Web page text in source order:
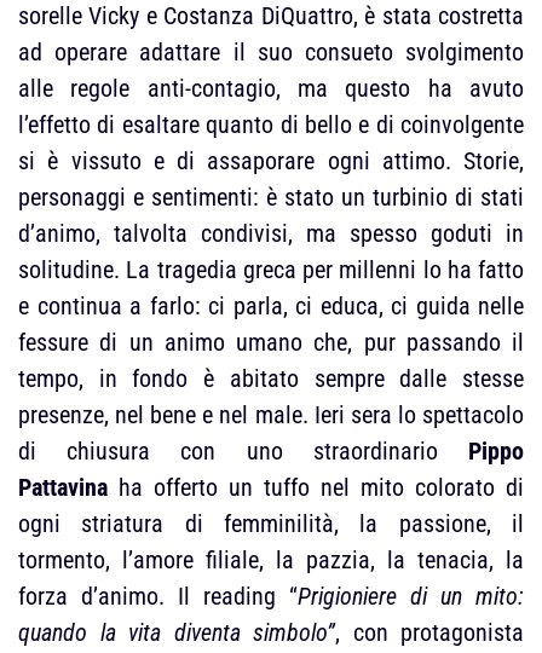
sorelle Vicky e Costanza DiQuattro, è stata costretta
ad operare adattare il suo consueto svolgimento
alle regole anti-contagio, ma questo ha avuto
l’effetto di esaltare quanto di bello e di coinvolgente
si è vissuto e di assaporare ogni attimo. Storie,
personaggi e sentimenti: è stato un turbinio di stati
d’animo, talvolta condivisi, ma spesso goduti in
solitudine. La tragedia greca per millenni lo ha fatto
e continua a farlo: ci parla, ci educa, ci guida nelle
fessure di un animo umano che, pur passando il
tempo, in fondo è abitato sempre dalle stesse
presenze, nel bene e nel male. Ieri sera lo spettacolo
di chiusura con uno straordinario Pippo
Pattavina ha offerto un tuffo nel mito colorato di
ogni striatura di femminilità, la passione, il
tormento, l’amore filiale, la pazzia, la tenacia, la
forza d’animo. Il reading “Prigioniere di un mito:
quando la vita diventa simbolo”, con protagonista